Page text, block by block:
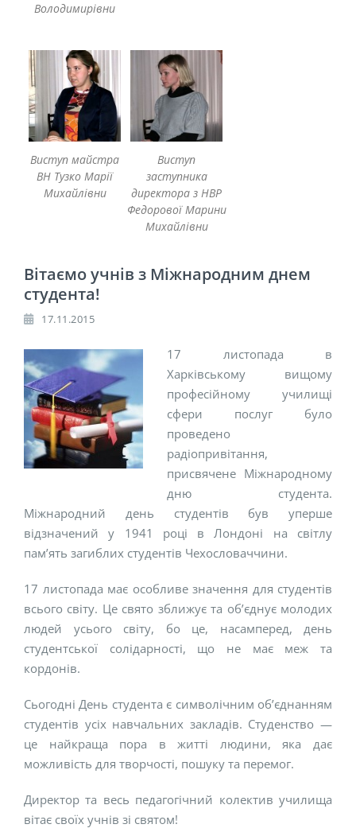
Володимирівни
Виступ майстра
ВН Тузко Марії
Михайлівни
Виступ
заступника
директора з НВР
Федорової Марини
Михайлівни
Вітаємо учнів з Міжнародним днем
студента!
17.11.2015
17 листопада в
Харківському вищому
професійному училищі
сфери послуг було
проведено
радіопривітання,
присвячене Міжнародному
дню студента.
Міжнародний день студентів був уперше
відзначений у 1941 році в Лондоні на світлу
пам’ять загиблих студентів Чехословаччини.
17 листопада має особливе значення для студентів
всього світу. Це свято зближує та об’єднує молодих
людей усього світу, бо це, насамперед, день
студентської солідарності, що не має меж та
кордонів.
Сьогодні День студента є символічним об’єднанням
студентів усіх навчальних закладів. Студенство —
це найкраща пора в житті людини, яка дає
можливість для творчості, пошуку та перемог.
Директор та весь педагогічний колектив училища
вітає своїх учнів зі святом!